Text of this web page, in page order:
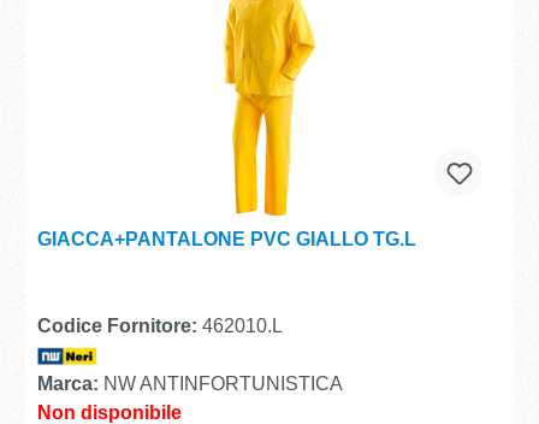
GIACCA+PANTALONE PVC GIALLO TG.L
Codice Fornitore: 462010.L
Marca: NW ANTINFORTUNISTICA
Non disponibile